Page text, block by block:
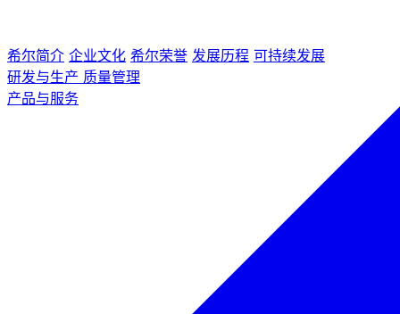
希尔简介 企业文化 希尔荣誉 发展历程 可持续发展
研发与生产 质量管理
产品与服务